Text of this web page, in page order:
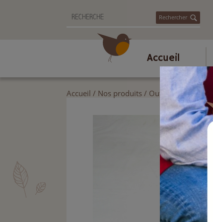
Rechercher
Accueil
Accueil / Nos produits / Outils de jardin/